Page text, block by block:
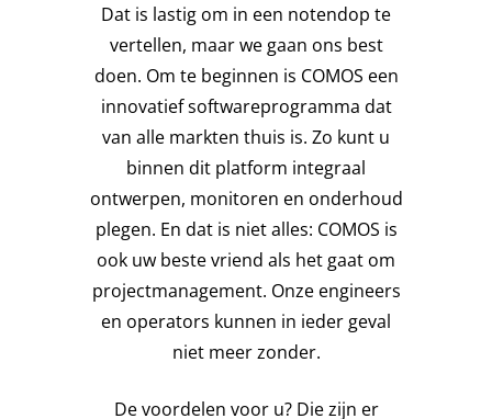
Dat is lastig om in een notendop te
vertellen, maar we gaan ons best
doen. Om te beginnen is COMOS een
innovatief softwareprogramma dat
van alle markten thuis is. Zo kunt u
binnen dit platform integraal
ontwerpen, monitoren en onderhoud
plegen. En dat is niet alles: COMOS is
ook uw beste vriend als het gaat om
projectmanagement. Onze engineers
en operators kunnen in ieder geval
niet meer zonder.
De voordelen voor u? Die zijn er